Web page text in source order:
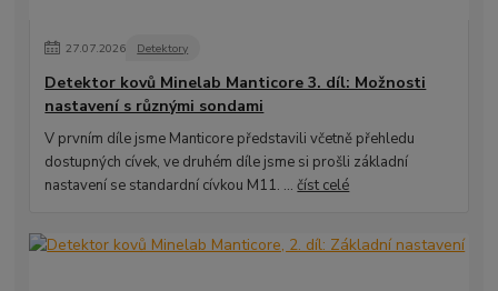
27.07.2026 Detektory
Detektor kovů Minelab Manticore 3. díl: Možnosti
nastavení s různými sondami
V prvním díle jsme Manticore představili včetně přehledu
dostupných cívek, ve druhém díle jsme si prošli základní
nastavení se standardní cívkou M11. ...číst celé